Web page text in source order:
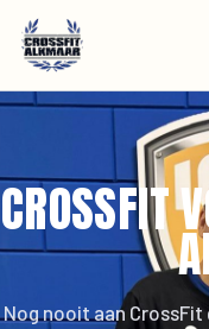
CROSSFIT
Nog nooit aan CrossFit